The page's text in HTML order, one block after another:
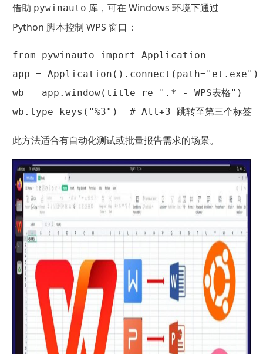
借助 pywinauto 库，可在 Windows 环境下通过
Python 脚本控制 WPS 窗口：
from pywinauto import Application
app = Application().connect(path="et.exe")
wb = app.window(title_re=".* - WPS表格")
wb.type_keys("%3")  # Alt+3 跳转至第三个标签
此方法适合有自动化测试或批量报告需求的场景。